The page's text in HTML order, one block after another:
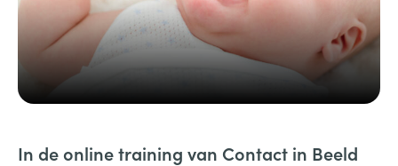
In de online training van Contact in Beeld